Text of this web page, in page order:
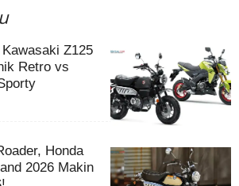
Z125
Retro vs
Honda
2026 Makin